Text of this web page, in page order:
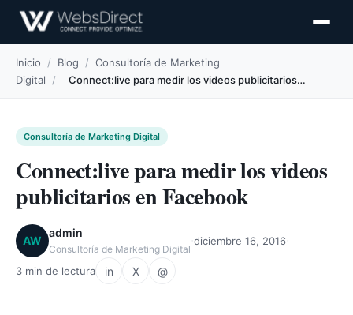
Inicio / Blog / Consultoría de Marketing
Digital
/ Connect:live para medir los videos publicitarios…
Consultoría de Marketing Digital
Connect:live para medir los videos
publicitarios en Facebook
AW
admin
Consultoría de Marketing Digital
diciembre 16, 2016
3 min de lectura in X @